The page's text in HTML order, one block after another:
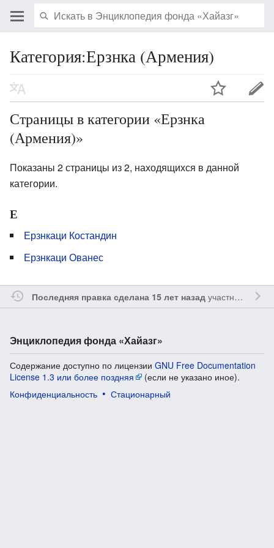
Категория:Ерзнка (Армения)
Страницы в категории «Ерзнка
(Армения)»
Показаны 2 страницы из 2, находящихся в данной
категории.
Е
Ерзнкаци Костандин
Ерзнкаци Ованес
Последняя правка сделана 15 лет назадучастником
Энциклопедия фонда «Хайазг»
Содержание доступно по лицензии GNU Free Documentation
License 1.3 или более поздняя
(если не указано иное).
Конфиденциальность
Стационарный